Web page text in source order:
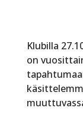
Klubilla
on